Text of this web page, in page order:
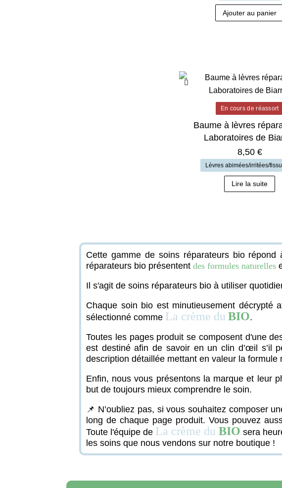
Ajouter au panier
En cours de réassort
Baume à lèvres
Laboratoires de
8,50 €
Lèvres abimées/irritées/
Lire la suite
Cette gamme de soins réparateurs bio
réparateurs bio présentent des formules naturelles
Il s'agit de soins réparateurs bio à utiliser
Chaque soin bio est minutieusement décrypté
sélectionné comme La crème du BIO.
Toutes les pages produit se composent d'une
est destiné afin de savoir en un clin d’œil s’il
description détaillée mettant en valeur la
Enfin, nous vous présentons la marque et leur
but de toujours mieux comprendre le soin.
📌 N’oubliez pas, si vous souhaitez composer
long de chaque page produit. Vous pouvez
Toute l'équipe de La crème du BIO sera
les soins que nous vendons sur notre boutique !